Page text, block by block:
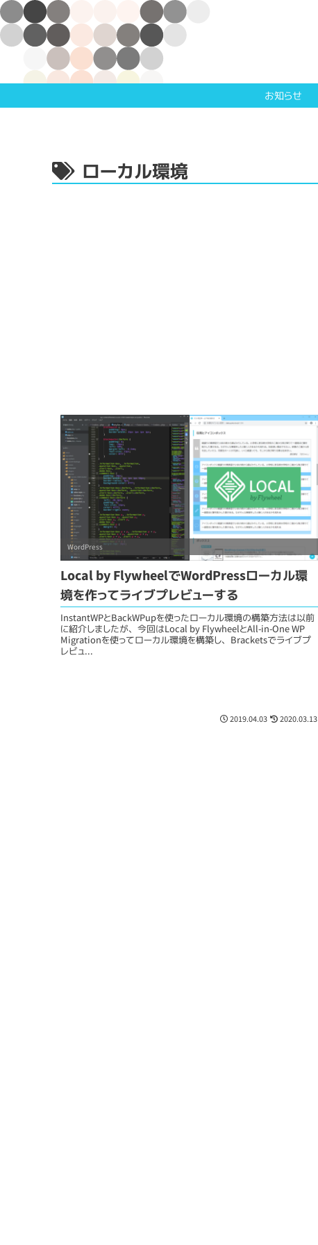
お知らせ
ローカル環境
WordPress
Local by FlywheelでWordPressローカル環
境を作ってライブプレビューする
InstantWPとBackWPupを使ったローカル環境の構築方法は以前
に紹介しましたが、今回はLocal by FlywheelとAll-in-One WP
Migrationを使ってローカル環境を構築し、Bracketsでライブプ
レビュ...
2019.04.03 2020.03.13